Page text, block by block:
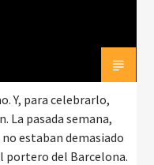
Y, para celebrarlo,
La pasada semana,
estaban demasiado
portero del Barcelona.